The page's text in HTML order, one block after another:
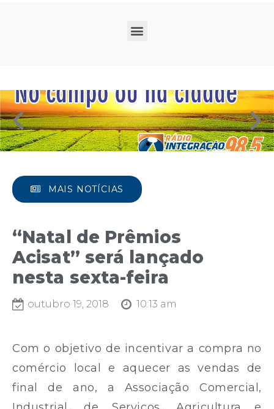
MAIS NOTÍCIAS
“Natal de Prêmios
Acisat” será lançado
nesta sexta-feira
outubro 19, 2018 10:13 am
Com o objetivo de incentivar a compra no
comércio local e aquecer as vendas de
final de ano, a Associação Comercial,